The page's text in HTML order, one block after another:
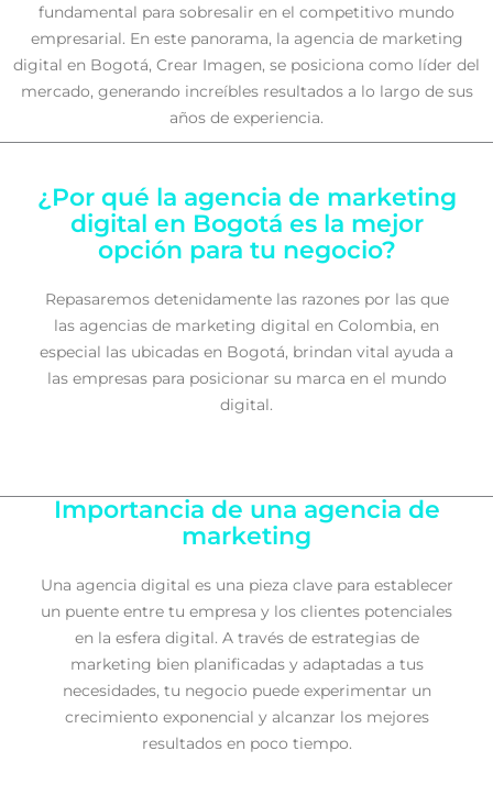
fundamental para sobresalir en el competitivo mundo
empresarial. En este panorama, la agencia de marketing
digital en Bogotá, Crear Imagen, se posiciona como líder del
mercado, generando increíbles resultados a lo largo de sus
años de experiencia.
¿Por qué la agencia de marketing
digital en Bogotá es la mejor
opción para tu negocio?
Repasaremos detenidamente las razones por las que
las agencias de marketing digital en Colombia, en
especial las ubicadas en Bogotá, brindan vital ayuda a
las empresas para posicionar su marca en el mundo
digital.
Importancia de una agencia de
marketing
Una agencia digital es una pieza clave para establecer
un puente entre tu empresa y los clientes potenciales
en la esfera digital. A través de estrategias de
marketing bien planificadas y adaptadas a tus
necesidades, tu negocio puede experimentar un
crecimiento exponencial y alcanzar los mejores
resultados en poco tiempo.